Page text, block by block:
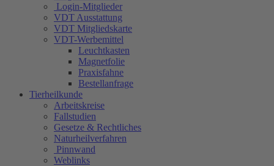
Login-Mitglieder
VDT Ausstattung
VDT Mitgliedskarte
VDT-Werbemittel
Leuchtkasten
Magnetfolie
Praxisfahne
Bestellanfrage
Tierheilkunde
Arbeitskreise
Fallstudien
Gesetze & Rechtliches
Naturheilverfahren
Pinnwand
Weblinks